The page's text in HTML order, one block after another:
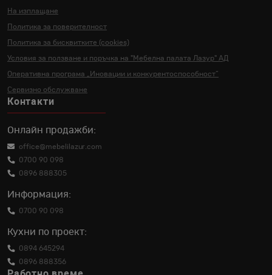
На изплащане
Политика за поверителност
Политика за бисквитките (cookies)
Условия за ползване и поръчка на "Мебелна палата Лазур" АД
Оперативна програма „Иновации и конкурентоспособност“
Сервизно обслужване
Контакти
Онлайн продажби:
office@mebelilazur.com
0700 90 098
0896 888305
Информация:
0700 90 098
Кухни по проект:
0894 645294
0896 888356